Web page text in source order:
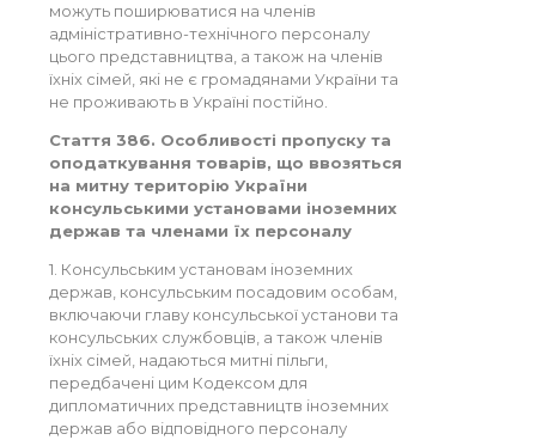
можуть поширюватися на членів
адміністративно-технічного персоналу
цього представництва, а також на членів
їхніх сімей, які не є громадянами України та
не проживають в Україні постійно.
Стаття 386. Особливості пропуску та
оподаткування товарів, що ввозяться
на митну територію України
консульськими установами іноземних
держав та членами їх персоналу
1. Консульським установам іноземних
держав, консульським посадовим особам,
включаючи главу консульської установи та
консульських службовців, а також членів
їхніх сімей, надаються митні пільги,
передбачені цим Кодексом для
дипломатичних представництв іноземних
держав або відповідного персоналу